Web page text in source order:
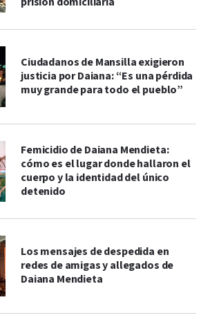
Ciudadanos de Mansilla exigieron
justicia por Daiana: “Es una pérdida
muy grande para todo el pueblo”
Femicidio de Daiana Mendieta:
cómo es el lugar donde hallaron el
cuerpo y la identidad del único
detenido
Los mensajes de despedida en
redes de amigas y allegados de
Daiana Mendieta